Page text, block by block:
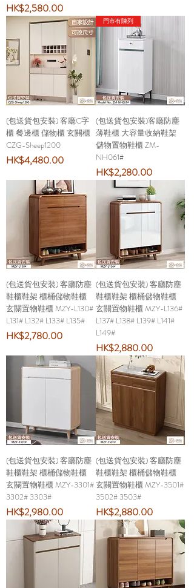
價格
HK$2,580.00
(包送貨包安裝) 客廳C字
櫃 餐邊櫃 儲物櫃 玄關櫃
CZG-Sheep1200
價格
HK$4,480.00
門市有陳列
(包送貨包安裝)客廳防塵
薄鞋櫃 大容量收納鞋架
儲物置物鞋櫃 ZM-
NH061#
價格
HK$2,280.00
(包送貨包安裝) 客廳防塵
鞋櫃鞋架 櫃桶儲物鞋櫃
玄關置物鞋櫃 MZY-L130#
L131# L132# L133# L135#
價格
HK$2,780.00
(包送貨包安裝) 客廳防塵
鞋櫃鞋架 櫃桶儲物鞋櫃
玄關置物鞋櫃 MZY-L136#
L137# L138# L139# L141#
L149#
價格
HK$2,880.00
(包送貨包安裝) 客廳防塵
鞋櫃鞋架 櫃桶儲物鞋櫃
玄關置物鞋櫃 MZY-3301#
3302# 3303#
價格
HK$2,980.00
(包送貨包安裝) 客廳防塵
鞋櫃鞋架 櫃桶儲物鞋櫃
玄關置物鞋櫃 MZY-3501#
3502# 3503#
價格
HK$2,880.00